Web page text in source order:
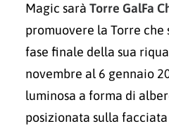
Magic sarà Torre GalFa
promuovere la Torre che
fase finale della sua
novembre al 6 gennaio
luminosa a forma di
posizionata sulla